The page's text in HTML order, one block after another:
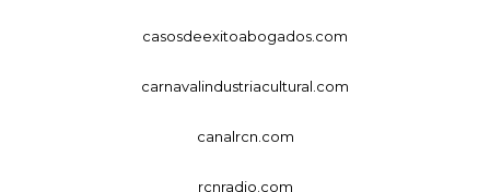
casosdeexitoabogados.com
carnavalindustriacultural.com
canalrcn.com
rcnradio.com